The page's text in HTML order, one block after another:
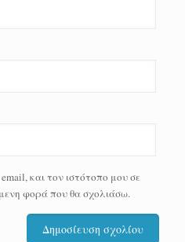
και τον ιστότοπο μου σε
φορά που θα σχολιάσω.